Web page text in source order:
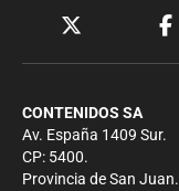
CONTENIDOS SA
Av. España 1409 Sur.
CP: 5400.
Provincia de San Juan.